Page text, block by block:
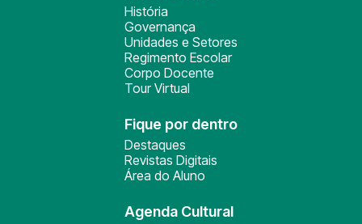
História
Governança
Unidades e Setores
Regimento Escolar
Corpo Docente
Tour Virtual
Fique por dentro
Destaques
Revistas Digitais
Área do Aluno
Agenda Cultural